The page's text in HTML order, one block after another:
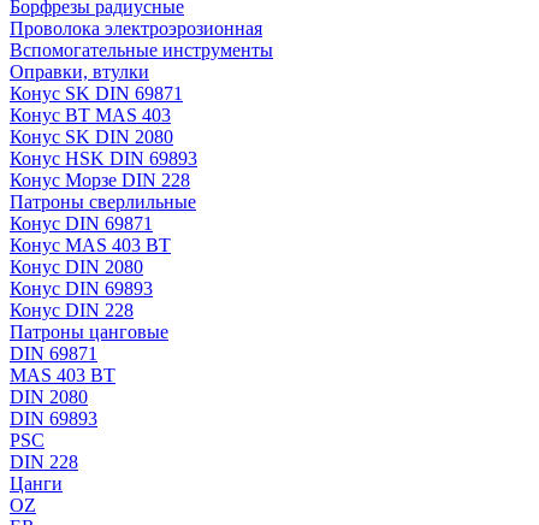
Борфрезы радиусные
Проволока электроэрозионная
Вспомогательные инструменты
Оправки, втулки
Конус SK DIN 69871
Конус BT MAS 403
Конус SK DIN 2080
Конус HSK DIN 69893
Конус Морзе DIN 228
Патроны сверлильные
Конус DIN 69871
Конус MAS 403 BT
Конус DIN 2080
Конус DIN 69893
Конус DIN 228
Патроны цанговые
DIN 69871
MAS 403 BT
DIN 2080
DIN 69893
PSC
DIN 228
Цанги
OZ